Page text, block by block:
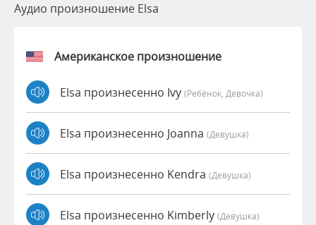
Аудио произношение Elsa
Американское произношение
Elsa произнесенно Ivy (Ребёнок, Девочка)
Elsa произнесенно Joanna (девушка)
Elsa произнесенно Kendra (девушка)
Elsa произнесенно Kimberly (девушка)